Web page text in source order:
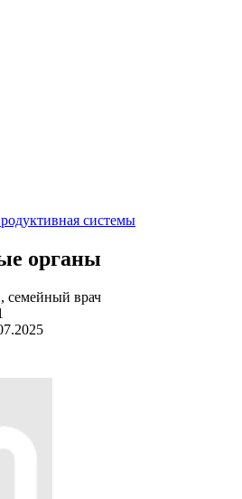
системы
органы
семейный врач